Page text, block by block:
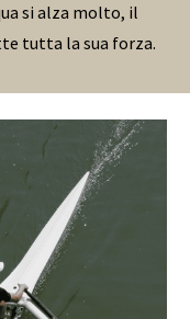
si alza molto, il
tutta la sua forza.